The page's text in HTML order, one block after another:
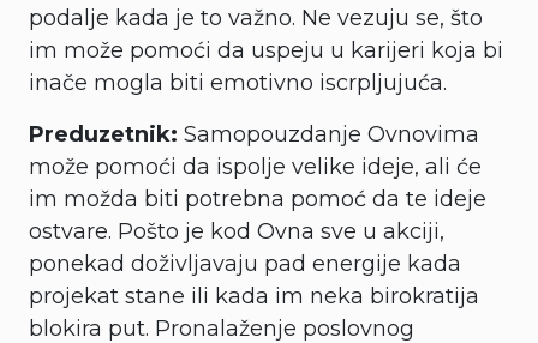
podalje kada je to važno. Ne vezuju se, što
im može pomoći da uspeju u karijeri koja bi
inače mogla biti emotivno iscrpljujuća.
Preduzetnik: Samopouzdanje Ovnovima
može pomoći da ispolje velike ideje, ali će
im možda biti potrebna pomoć da te ideje
ostvare. Pošto je kod Ovna sve u akciji,
ponekad doživljavaju pad energije kada
projekat stane ili kada im neka birokratija
blokira put. Pronalaženje poslovnog